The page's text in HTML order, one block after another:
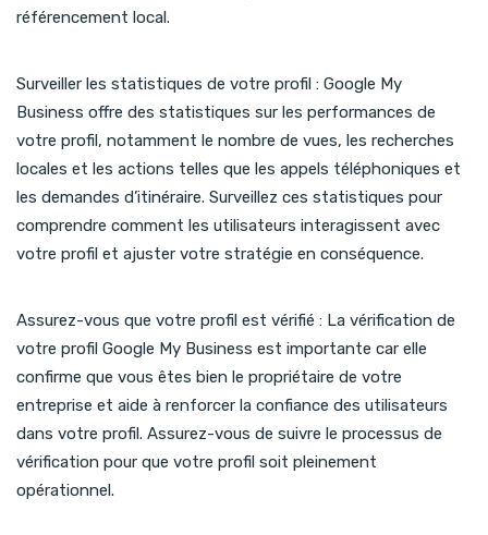
référencement local.
Surveiller les statistiques de votre profil : Google My
Business offre des statistiques sur les performances de
votre profil, notamment le nombre de vues, les recherches
locales et les actions telles que les appels téléphoniques et
les demandes d’itinéraire. Surveillez ces statistiques pour
comprendre comment les utilisateurs interagissent avec
votre profil et ajuster votre stratégie en conséquence.
Assurez-vous que votre profil est vérifié : La vérification de
votre profil Google My Business est importante car elle
confirme que vous êtes bien le propriétaire de votre
entreprise et aide à renforcer la confiance des utilisateurs
dans votre profil. Assurez-vous de suivre le processus de
vérification pour que votre profil soit pleinement
opérationnel.